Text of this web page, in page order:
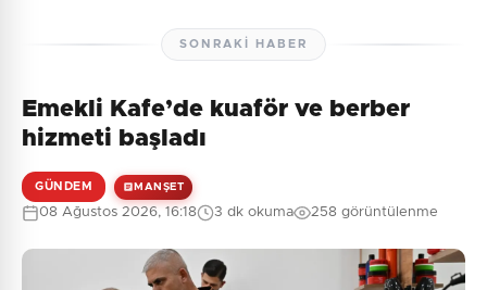
SONRAKI HABER
Emekli Kafe’de kuaför ve berber
hizmeti başladı
GÜNDEM MANŞET
08 Ağustos 2026, 16:18 3 dk okuma 258 görüntülenme